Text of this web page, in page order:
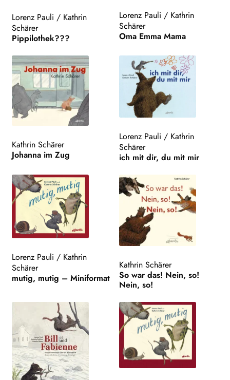
Lorenz Pauli / Kathrin
Schärer
Pippilothek???
Lorenz Pauli / Kathrin
Schärer
Oma Emma Mama
Kathrin Schärer
Johanna im Zug
Lorenz Pauli / Kathrin
Schärer
ich mit dir, du mit mir
Lorenz Pauli / Kathrin
Schärer
mutig, mutig – Miniformat
Kathrin Schärer
So war das! Nein, so!
Nein, so!